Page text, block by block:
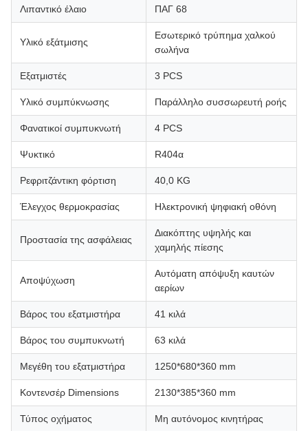
Λιπαντικό έλαιο ΠΑΓ 68
Υλικό εξάτμισης
Εσωτερικό τρύπημα χαλκού
σωλήνα
Εξατμιστές 3 PCS
Υλικό συμπύκνωσης Παράλληλο συσσωρευτή ροής
Φανατικοί συμπυκνωτή 4 PCS
Ψυκτικό R404α
Ρεφριτζάντικη φόρτιση 40,0 KG
Έλεγχος θερμοκρασίας Ηλεκτρονική ψηφιακή οθόνη
Προστασία της ασφάλειας
Διακόπτης υψηλής και
χαμηλής πίεσης
Αποψύχωση
Αυτόματη απόψυξη καυτών
αερίων
Βάρος του εξατμιστήρα 41 κιλά
Βάρος του συμπυκνωτή 63 κιλά
Μεγέθη του εξατμιστήρα 1250*680*360 mm
Κοντενσέρ Dimensions 2130*385*360 mm
Τύπος οχήματος Μη αυτόνομος κινητήρας